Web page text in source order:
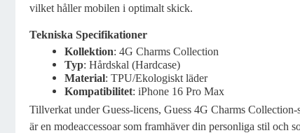
vilket håller mobilen i optimalt skick.
Tekniska Specifikationer
Kollektion: 4G Charms Collection
Typ: Hårdskal (Hardcase)
Material: TPU/Ekologiskt läder
Kompatibilitet: iPhone 16 Pro Max
Tillverkat under Guess-licens, Guess 4G Charms
är en modeaccessoar som framhäver din personliga stil och